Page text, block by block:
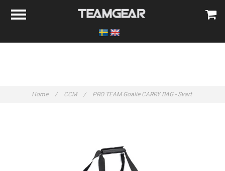
Home / CCM / PRO TEAM Goalie CARRY BAG - Svart